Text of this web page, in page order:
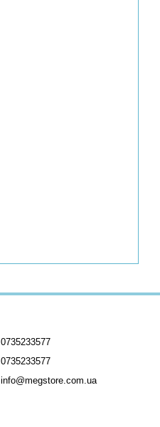
0735233577
0735233577
info@megstore.com.ua